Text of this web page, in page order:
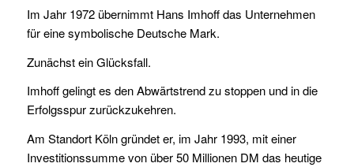
Im Jahr 1972 übernimmt Hans Imhoff das Unternehmen
für eine symbolische Deutsche Mark.
Zunächst ein Glücksfall.
Imhoff gelingt es den Abwärtstrend zu stoppen und in die
Erfolgsspur zurückzukehren.
Am Standort Köln gründet er, im Jahr 1993, mit einer
Investitionssumme von über 50 Millionen DM das heutige